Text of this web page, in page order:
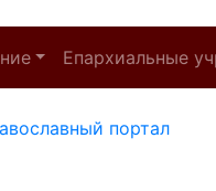
Епархиальные
портал